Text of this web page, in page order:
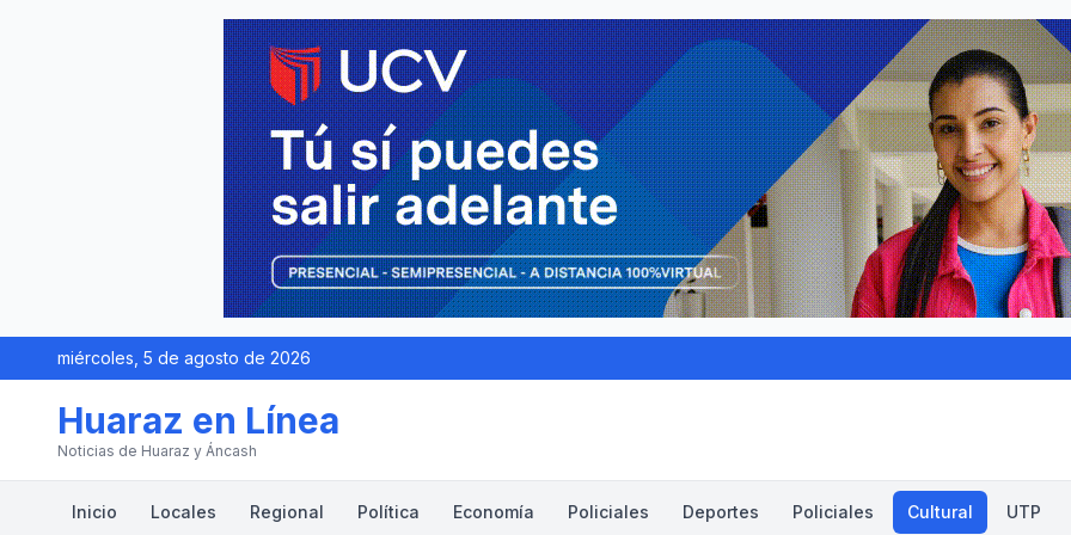
miércoles, 5 de agosto de 2026
Huaraz en Línea
Noticias de Huaraz y Áncash
Inicio Locales Regional Política Economía Policiales Deportes Policiales Cultural UTP